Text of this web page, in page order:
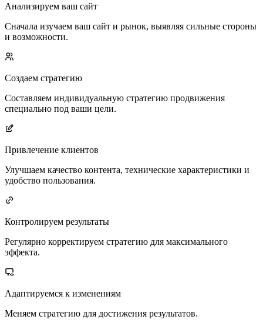
Анализируем ваш сайт
Сначала изучаем ваш сайт и рынок, выявляя сильные стороны
и возможности.
Создаем стратегию
Составляем индивидуальную стратегию продвижения
специально под ваши цели.
Привлечение клиентов
Улучшаем качество контента, технические характеристики и
удобство пользования.
Контролируем результаты
Регулярно корректируем стратегию для максимального
эффекта.
Адаптируемся к изменениям
Меняем стратегию для достижения результатов.